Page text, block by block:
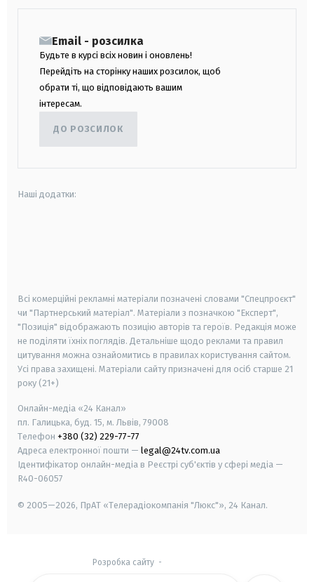
Email - розсилка
Будьте в курсі всіх новин і оновлень!
Перейдіть на сторінку наших розсилок, щоб
обрати ті, що відповідають вашим
інтересам.
ДО РОЗСИЛОК
Наші додатки:
Всі комерційні рекламні матеріали позначені словами "Спецпроєкт"
чи "Партнерський матеріал". Матеріали з позначкою "Експерт",
"Позиція" відображають позицію авторів та героїв. Редакція може
не поділяти їхніх поглядів. Детальніше щодо реклами та правил
цитування можна ознайомитись в правилах користування сайтом.
Усі права захищені. Матеріали сайту призначені для осіб старше 21
року (21+)
Онлайн-медіа «24 Канал»
пл. Галицька, буд. 15, м. Львів, 79008
Телефон +380 (32) 229-77-77
Адреса електронної пошти — legal@24tv.com.ua
Ідентифікатор онлайн-медіа в Реєстрі суб'єктів у сфері медіа —
R40-06057
© 2005—2026, ПрАТ «Телерадіокомпанія "Люкс"», 24 Канал.
Розробка сайту-